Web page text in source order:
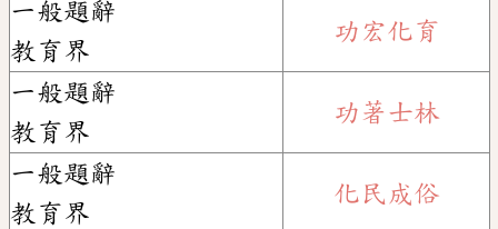
一般題辭
教育界
功宏化育
一般題辭
教育界
功著士林
一般題辭
教育界
化民成俗